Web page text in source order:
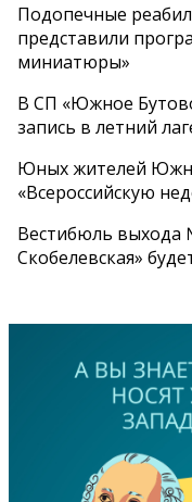
Подопечные
представили
миниатюры»
В СП «Южное
запись в летний
Юных жителей
«Всероссийскую
Вестибюль выхода
Скобелевская»